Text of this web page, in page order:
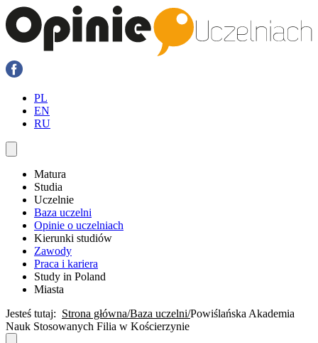
PL
EN
RU
Matura
Studia
Uczelnie
Baza uczelni
Opinie o uczelniach
Kierunki studiów
Zawody
Praca i kariera
Study in Poland
Miasta
Jesteś tutaj: Strona główna Baza uczelni Powiślańska Akademia
Nauk Stosowanych Filia w Kościerzynie